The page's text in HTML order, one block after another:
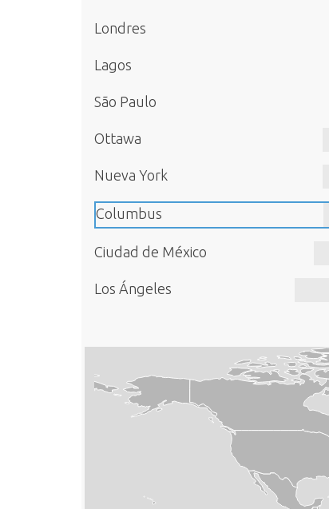
Londres
Lagos
São Paulo
Ottawa
Nueva York
Columbus
Ciudad de México
Los Ángeles